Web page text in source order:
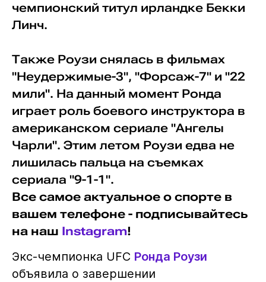
чемпионский титул ирландке Бекки
Линч.
Также Роузи снялась в фильмах
"Неудержимые-3", "Форсаж-7" и "22
мили". На данный момент Ронда
играет роль боевого инструктора в
американском сериале "Ангелы
Чарли". Этим летом Роузи едва не
лишилась пальца на съемках
сериала "9-1-1".
Все самое актуальное о спорте в
вашем телефоне - подписывайтесь
на наш Instagram!
Экс-чемпионка UFC Ронда Роузи
объявила о завершении